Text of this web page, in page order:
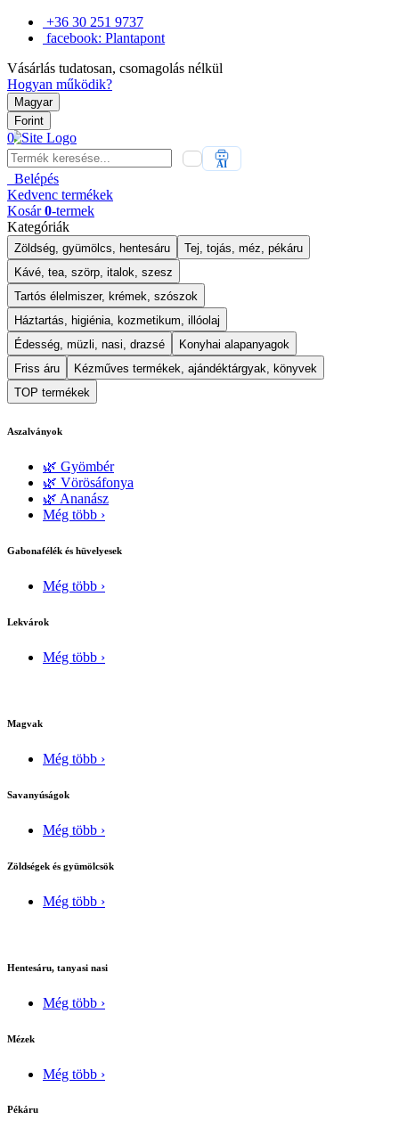
+36 30 251 9737
facebook: Plantapont
Vásárlás tudatosan, csomagolás nélkül
Hogyan működik?
Magyar
Forint
0
AI
Belépés
Kedvenc termékek
Kosár 0-termek
Kategóriák
Zöldség, gyümölcs, hentesáru
Tej, tojás, méz, pékáru
Kávé, tea, szörp, italok, szesz
Tartós élelmiszer, krémek, szószok
Háztartás, higiénia, kozmetikum, illóolaj
Édesség, müzli, nasi, drazsé
Konyhai alapanyagok
Friss áru
Kézműves termékek, ajándéktárgyak, könyvek
TOP termékek
Aszalványok
🌿 Gyömbér
🌿 Vörösáfonya
🌿 Ananász
Még több ›
Gabonafélék és hüvelyesek
Még több ›
Lekvárok
Még több ›
Magvak
Még több ›
Savanyúságok
Még több ›
Zöldségek és gyümölcsök
Még több ›
Hentesáru, tanyasi nasi
Még több ›
Mézek
Még több ›
Pékáru